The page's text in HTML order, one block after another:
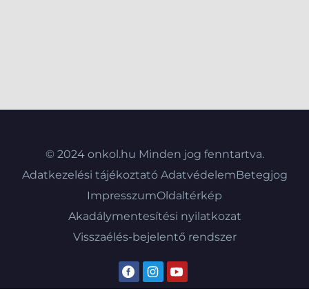
© 2024 onkol.hu Minden jog fenntartva.
Adatkezelési tájékoztató AdatvédelemBetegjog
ImpresszumOldaltérkép
Akadálymentesítési nyilatkozat
Visszaélés-bejelentő rendszer